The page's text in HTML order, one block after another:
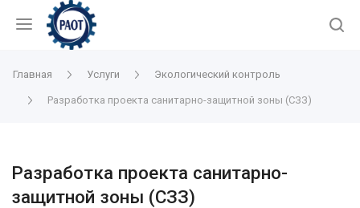
Главная Услуги Экологический контроль
Разработка проекта санитарно-защитной зоны (СЗЗ)
Разработка проекта санитарно-
защитной зоны (СЗЗ)